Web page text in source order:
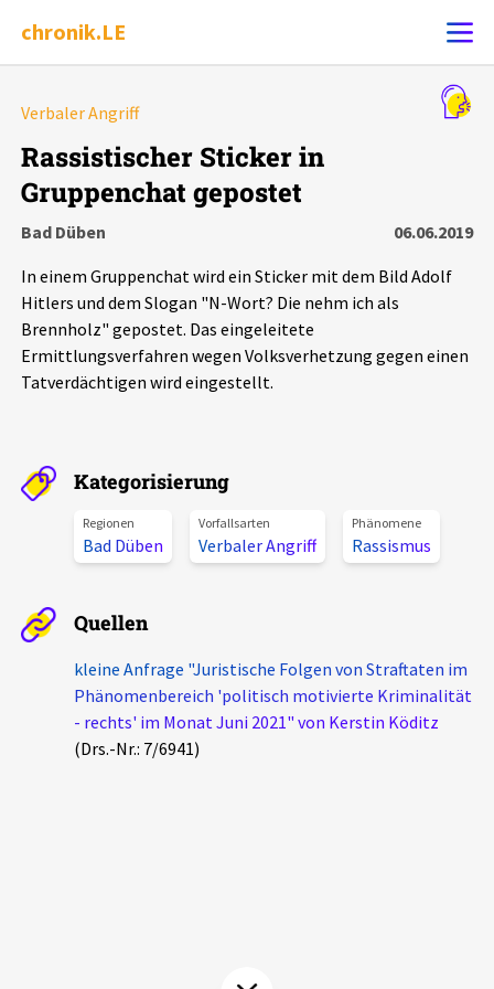
chronik.LE
Chronik
Leipziger Zustände
Schlaglichter
Aktuelles
Veranstaltungen
Pressemitteilungen
Podcasts
Kontakt
Unterstützer_innen
Verbaler Angriff
Rassistischer Sticker in
Gruppenchat gepostet
Bad Düben
06.06.2019
In einem Gruppenchat wird ein Sticker mit dem Bild Adolf
Hitlers und dem Slogan "N-Wort? Die nehm ich als
Brennholz" gepostet. Das eingeleitete
Ermittlungsverfahren wegen Volksverhetzung gegen einen
Tatverdächtigen wird eingestellt.
Kategorisierung
Regionen
Bad Düben
Vorfallsarten
Verbaler Angriff
Phänomene
Rassismus
Quellen
kleine Anfrage "Juristische Folgen von Straftaten im
Phänomenbereich 'politisch motivierte Kriminalität
- rechts' im Monat Juni 2021" von Kerstin Köditz
(Drs.-Nr.: 7/6941)
Alle Ereignisse
Ereignisse
Ereignisse Statistik